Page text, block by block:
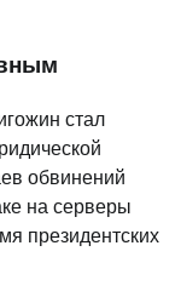
стал
обвинений
на серверы
президентских